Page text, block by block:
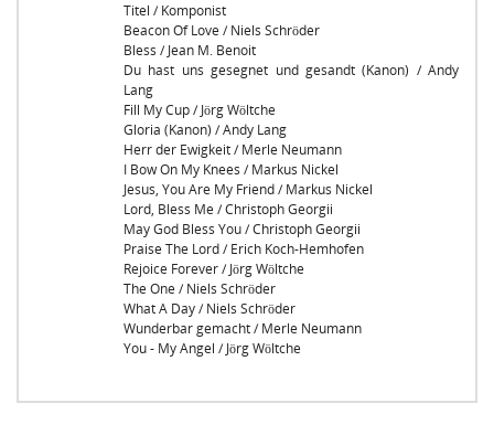
Titel / Komponist
Beacon Of Love / Niels Schröder
Bless / Jean M. Benoit
Du hast uns gesegnet und gesandt (Kanon) / Andy
Lang
Fill My Cup / Jörg Wöltche
Gloria (Kanon) / Andy Lang
Herr der Ewigkeit / Merle Neumann
I Bow On My Knees / Markus Nickel
Jesus, You Are My Friend / Markus Nickel
Lord, Bless Me / Christoph Georgii
May God Bless You / Christoph Georgii
Praise The Lord / Erich Koch-Hemhofen
Rejoice Forever / Jörg Wöltche
The One / Niels Schröder
What A Day / Niels Schröder
Wunderbar gemacht / Merle Neumann
You - My Angel / Jörg Wöltche